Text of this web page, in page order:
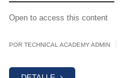
Open to access this content
POR TECHNICAL ACADEMY ADMIN